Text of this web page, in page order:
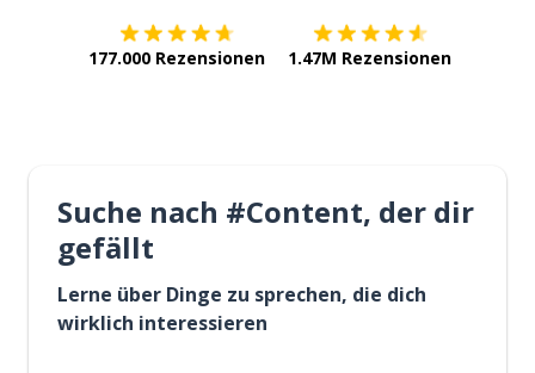
177.000 Rezensionen 1.47M Rezensionen
Suche nach #Content, der dir
gefällt
Lerne über Dinge zu sprechen, die dich
wirklich interessieren